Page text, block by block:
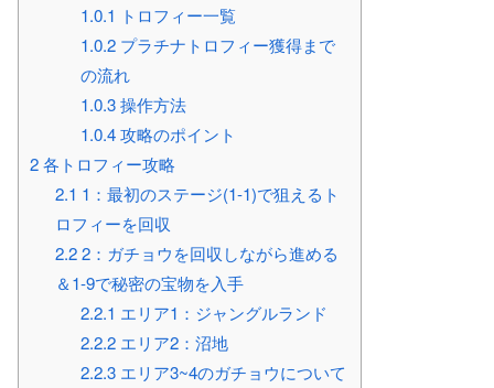
1.0.1 トロフィー一覧
1.0.2プラチナトロフィー獲得まで
の流れ
1.0.3操作方法
1.0.4攻略のポイント
2各トロフィー攻略
2.1 1：最初のステージ(1-1)で狙えるト
ロフィーを回収
2.22：ガチョウを回収しながら進める
＆1-9で秘密の宝物を入手
2.2.1 エリア1：ジャングルランド
2.2.2エリア2：沼地
2.2.3エリア3~4のガチョウについて